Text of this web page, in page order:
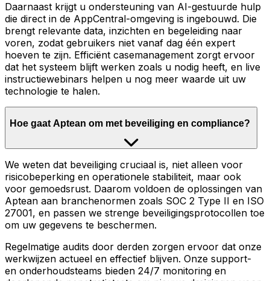
Daarnaast krijgt u ondersteuning van AI-gestuurde hulp
die direct in de AppCentral-omgeving is ingebouwd. Die
brengt relevante data, inzichten en begeleiding naar
voren, zodat gebruikers niet vanaf dag één expert
hoeven te zijn. Efficiënt casemanagement zorgt ervoor
dat het systeem blijft werken zoals u nodig heeft, en live
instructiewebinars helpen u nog meer waarde uit uw
technologie te halen.
Hoe gaat Aptean om met beveiliging en compliance?
We weten dat beveiliging cruciaal is, niet alleen voor
risicobeperking en operationele stabiliteit, maar ook
voor gemoedsrust. Daarom voldoen de oplossingen van
Aptean aan branchenormen zoals SOC 2 Type II en ISO
27001, en passen we strenge beveiligingsprotocollen toe
om uw gegevens te beschermen.
Regelmatige audits door derden zorgen ervoor dat onze
werkwijzen actueel en effectief blijven. Onze support-
en onderhoudsteams bieden 24/7 monitoring en